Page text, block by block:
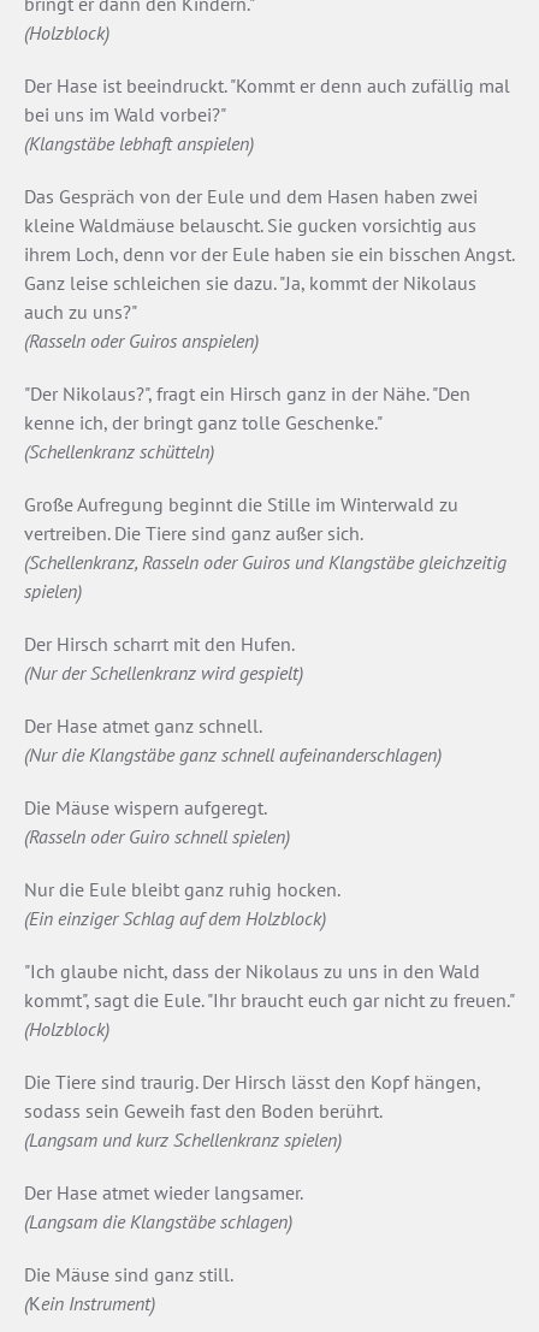
(Holzblock)
Der Hase ist beeindruckt. "Kommt er denn auch zufällig mal
bei uns im Wald vorbei?"
(Klangstäbe lebhaft anspielen)
Das Gespräch von der Eule und dem Hasen haben zwei
kleine Waldmäuse belauscht. Sie gucken vorsichtig aus
ihrem Loch, denn vor der Eule haben sie ein bisschen Angst.
Ganz leise schleichen sie dazu. "Ja, kommt der Nikolaus
auch zu uns?"
(Rasseln oder Guiros anspielen)
"Der Nikolaus?", fragt ein Hirsch ganz in der Nähe. "Den
kenne ich, der bringt ganz tolle Geschenke."
(Schellenkranz schütteln)
Große Aufregung beginnt die Stille im Winterwald zu
vertreiben. Die Tiere sind ganz außer sich.
(Schellenkranz, Rasseln oder Guiros und Klangstäbe gleichzeitig
spielen)
Der Hirsch scharrt mit den Hufen.
(Nur der Schellenkranz wird gespielt)
Der Hase atmet ganz schnell.
(Nur die Klangstäbe ganz schnell aufeinanderschlagen)
Die Mäuse wispern aufgeregt.
(Rasseln oder Guiro schnell spielen)
Nur die Eule bleibt ganz ruhig hocken.
(Ein einziger Schlag auf dem Holzblock)
"Ich glaube nicht, dass der Nikolaus zu uns in den Wald
kommt", sagt die Eule. "Ihr braucht euch gar nicht zu freuen."
(Holzblock)
Die Tiere sind traurig. Der Hirsch lässt den Kopf hängen,
sodass sein Geweih fast den Boden berührt.
(Langsam und kurz Schellenkranz spielen)
Der Hase atmet wieder langsamer.
(Langsam die Klangstäbe schlagen)
Die Mäuse sind ganz still.
(Kein Instrument)